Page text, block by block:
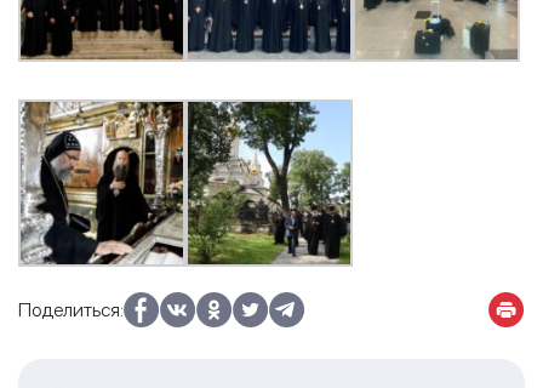
Поделиться: